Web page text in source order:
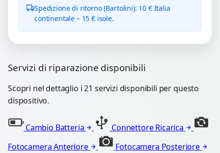
Spedizione di ritorno (Bartolini): 10 € Italia
continentale – 15 € isole.
Servizi di riparazione disponibili
Scopri nel dettaglio i 21 servizi disponibili per questo
dispositivo.
Cambio Batteria
Connettore Ricarica
Fotocamera Anteriore
Fotocamera Posteriore